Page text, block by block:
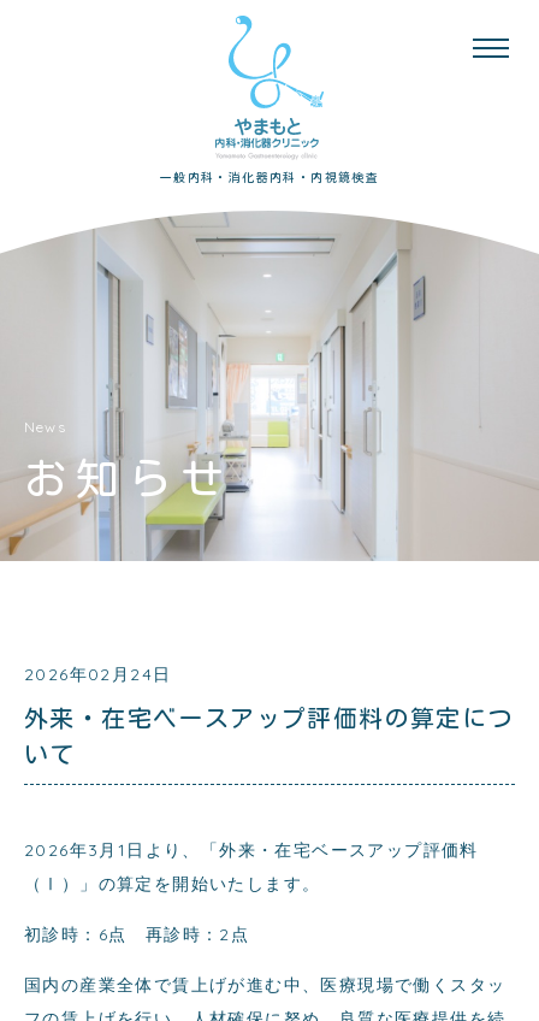
一般内科・消化器内科・内視鏡検査
お知らせ
News
2026年02月24日
外来・在宅ベースアップ評価料の算定につ
いて
2026年3月1日より、「外来・在宅ベースアップ評価料
（Ⅰ）」の算定を開始いたします。
初診時：6点 再診時：2点
国内の産業全体で賃上げが進む中、医療現場で働くスタッ